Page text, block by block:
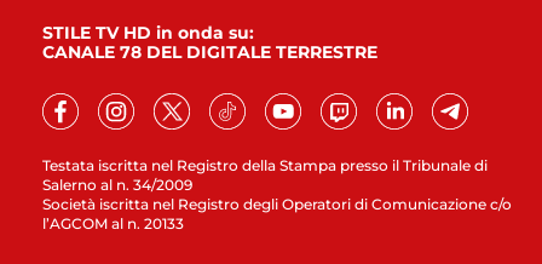
Testata iscritta nel Registro della Stampa presso il Tribunale di
Salerno al n. 34/2009
Società iscritta nel Registro degli Operatori di Comunicazione c/o
l’AGCOM al n. 20133
STILE TV HD in onda su:
CANALE 78 DEL DIGITALE TERRESTRE